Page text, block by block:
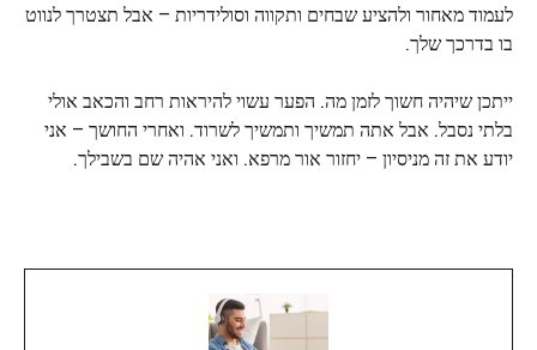
לעמוד מאחור ולהציע שבחים ותקווה וסולידריות – אבל תצטרך לנווט
בו בדרכך שלך.
ייתכן שיהיה חשוך לזמן מה. הפער עשוי להיראות רחב והכאב אולי
בלתי נסבל. אבל אתה תמשיך ותמשיך לשרוד. ואחרי החושך – אני
יודע את זה מניסיון – יחזור אור מרפא. ואני אהיה שם בשבילך.